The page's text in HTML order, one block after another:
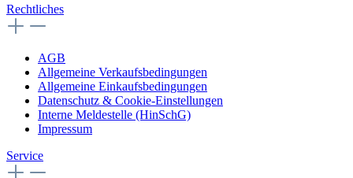
Rechtliches
AGB
Allgemeine Verkaufsbedingungen
Allgemeine Einkaufsbedingungen
Datenschutz & Cookie-Einstellungen
Interne Meldestelle (HinSchG)
Impressum
Service